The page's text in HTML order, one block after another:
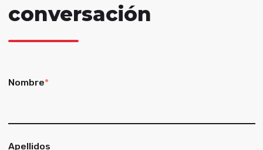
conversación
Nombre*
Apellidos